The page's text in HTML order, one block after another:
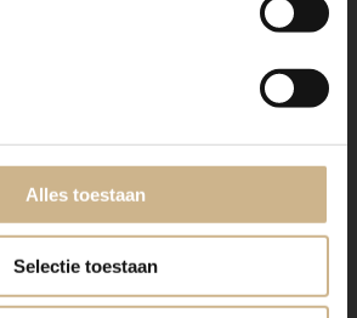
Alles toestaan
Selectie toestaan
en -geschilderd en kan in
van je voorkeur!